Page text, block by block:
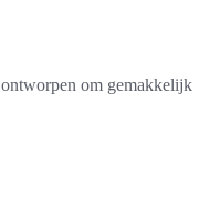
om gemakkelijk